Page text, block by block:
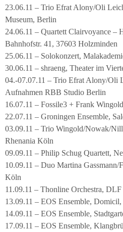
23.06.11 – Trio Efrat Alony/Oli
Museum, Berlin
24.06.11 – Quartett Clairvoyance –
Bahnhofstr. 41, 37603 Holzminden
25.06.11 – Solokonzert,
30.06.11 – shraeng, Theater im
04.-07.07.11 – Trio Efrat Alony/Oli
Aufnahmen RBB Studio Berlin
16.07.11 – Fossile3 + Frank
22.07.11 – Groningen Ensemble,
03.09.11 – Trio Wingold/Nowak/
Rhenania Köln
09.09.11 – Philip Schug Quartett,
10.09.11 – Duo Martina
Köln
11.09.11 – Thonline Orchestra,
13.09.11 – EOS Ensemble,
14.09.11 – EOS Ensemble,
17.09.11 – EOS Ensemble,